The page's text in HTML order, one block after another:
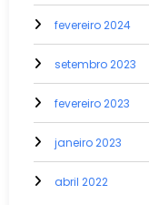
fevereiro 2024
setembro 2023
fevereiro 2023
janeiro 2023
abril 2022